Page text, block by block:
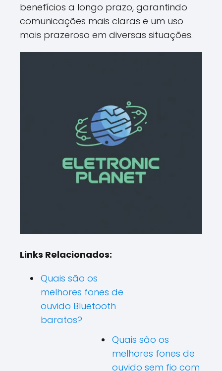
benefícios a longo prazo, garantindo
comunicações mais claras e um uso
mais prazeroso em diversas situações.
Links Relacionados:
Quais são os
melhores fones de
ouvido Bluetooth
baratos?
Quais são os
melhores fones de
ouvido sem fio com